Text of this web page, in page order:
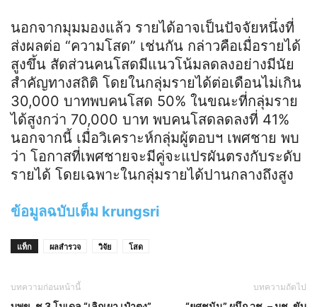
นอกจากมุมมองแล้ว รายได้อาจเป็นปัจจัยหนึ่งที่
ส่งผลต่อ “ความโสด” เช่นกัน กล่าวคือเมื่อรายได้
สูงขึ้น สัดส่วนคนโสดมีแนวโน้มลดลงอย่างมีนัย
สำคัญทางสถิติ โดยในกลุ่มรายได้ต่อเดือนไม่เกิน
30,000 บาทพบคนโสด 50% ในขณะที่กลุ่มราย
ได้สูงกว่า 70,000 บาท พบคนโสดลดลงที่ 41%
นอกจากนี้ เมื่อวิเคราะห์กลุ่มผู้ตอบฯ เพศชาย พบ
ว่า โอกาสที่เพศชายจะมีคู่จะแปรผันตรงกับระดับ
รายได้ โดยเฉพาะในกลุ่มรายได้ปานกลางถึงสูง
ข้อมูลฉบับเต็ม krungsri
แท็ก ผลสำรวจ วิจัย โสด
บทความก่อนหน้านี้ บทความถัดไป